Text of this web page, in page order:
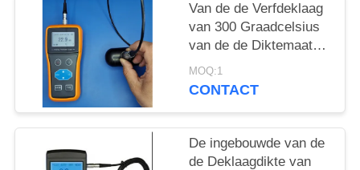
Van de de Verfdeklaag
van 300 Graadcelsius
van de de Diktemaat
van de de Nevellaag de
Verflaag Op hoge
MOQ:1
CONTACT
De ingebouwde van de
de Deklaagdikte van